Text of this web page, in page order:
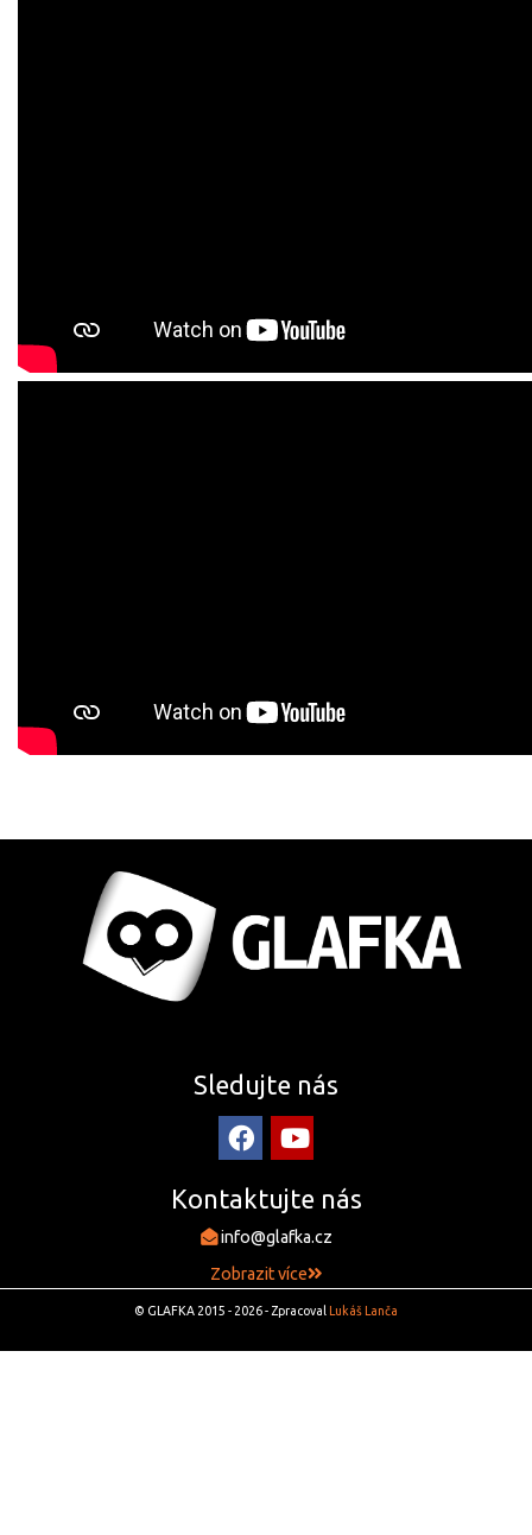
Sledujte nás
Kontaktujte nás
info@glafka.cz
Zobrazit více
© GLAFKA 2015 - 2026 - Zpracoval Lukáš Lanča